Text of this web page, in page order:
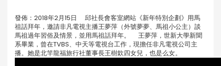
發佈：2018年2月15日 邱社長會客室網站《新年特別企劃》用馬
祖話拜年，邀請非凡電視主播王夢萍（外號夢夢、馬祖小公主）談
馬祖過年習俗及情景，並用馬祖話拜年。 王夢萍，世新大學新聞
系畢業，曾在TVBS、中天等電視台工作，現擔任非凡電視公司主
播。她是北竿龍福旅行社董事長王樹欽四女兒，也是么女。